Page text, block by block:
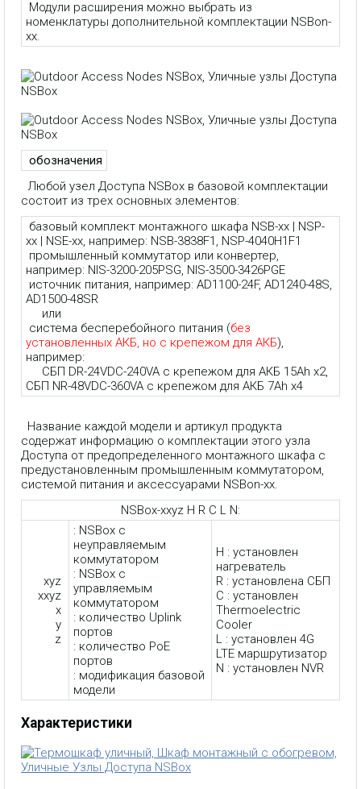
Модули расширения можно выбрать из
номенклатуры дополнительной комплектации NSBon-
xx.
обозначения
Любой узел Доступа NSBox в базовой комплектации
состоит из трех основных элементов:
базовый комплект монтажного шкафа NSB-xx | NSP-
xx | NSE-xx, например: NSB-3838F1, NSP-4040H1F1
промышленный коммутатор или конвертер,
например: NIS-3200-205PSG, NIS-3500-3426PGE
источник питания, например: AD1100-24F, AD1240-48S,
AD1500-48SR
или
система бесперебойного питания (без
установленных АКБ, но с крепежом для АКБ),
например:
СБП DR-24VDC-240VA с крепежом для АКБ 15Ah x2,
СБП NR-48VDC-360VA с крепежом для АКБ 7Ah x4
Название каждой модели и артикул продукта
содержат информацию о комплектации этого узла
Доступа от предопределенного монтажного шкафа с
предустановленным промышленным коммутатором,
системой питания и аксессуарами NSBon-xx.
NSBox-xxyz H R C L N:
xyz
xxyz
x
y
z
: NSBox с
неуправляемым
коммутатором
: NSBox с
управляемым
коммутатором
: количество Uplink
портов
: количество PoE
портов
: модификация базовой
модели
H : установлен
нагреватель
R : установлена СБП
C : установлен
Thermoelectric
Cooler
L : установлен 4G
LTE маршрутизатор
N : установлен NVR
Характеристики